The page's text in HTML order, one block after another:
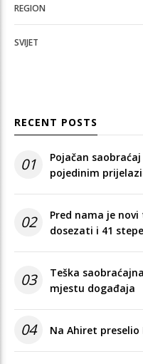
REGION
SVIJET
RECENT POSTS
01
Pojačan
pojedinim
02
Pred nama je
dosezati i 41
03
Teška
mjestu događaja
04 Na Ahiret preselio